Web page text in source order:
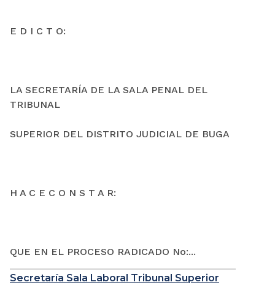
E D I C T O:
LA SECRETARÍA DE LA SALA PENAL DEL
TRIBUNAL
SUPERIOR DEL DISTRITO JUDICIAL DE BUGA
H A C E C O N S T A R:
QUE EN EL PROCESO RADICADO No:...
Secretaría Sala Laboral Tribunal Superior